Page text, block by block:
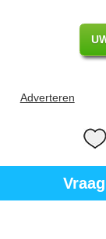
Adverteren